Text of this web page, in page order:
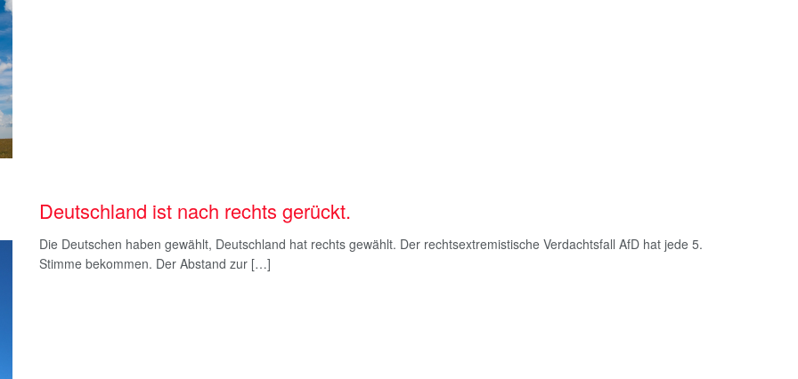
Deutschland ist nach rechts gerückt.
Die Deutschen haben gewählt, Deutschland hat rechts gewählt. Der rechtsextremistische Verdachtsfall AfD hat jede 5.
Stimme bekommen. Der Abstand zur […]